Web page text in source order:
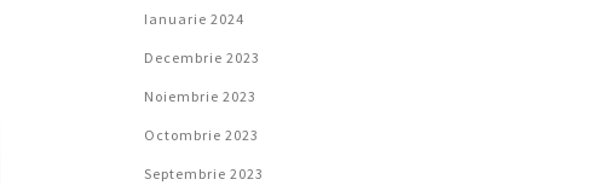
Ianuarie 2024
Decembrie 2023
Noiembrie 2023
Octombrie 2023
Septembrie 2023